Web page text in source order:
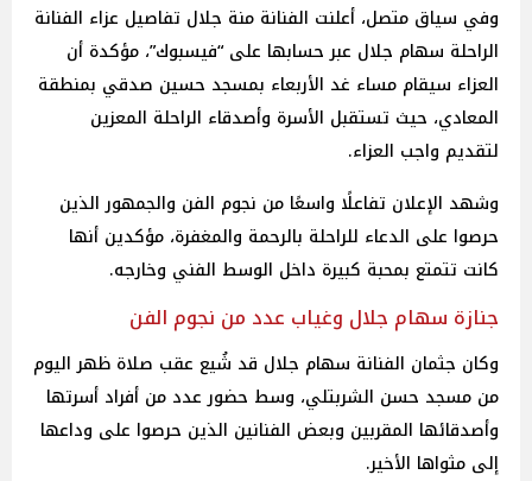
وفي سياق متصل، أعلنت الفنانة منة جلال تفاصيل عزاء الفنانة
الراحلة سهام جلال عبر حسابها على “فيسبوك”، مؤكدة أن
العزاء سيقام مساء غد الأربعاء بمسجد حسين صدقي بمنطقة
المعادي، حيث تستقبل الأسرة وأصدقاء الراحلة المعزين
لتقديم واجب العزاء.
وشهد الإعلان تفاعلًا واسعًا من نجوم الفن والجمهور الذين
حرصوا على الدعاء للراحلة بالرحمة والمغفرة، مؤكدين أنها
كانت تتمتع بمحبة كبيرة داخل الوسط الفني وخارجه.
جنازة سهام جلال وغياب عدد من نجوم الفن
وكان جثمان الفنانة سهام جلال قد شُيع عقب صلاة ظهر اليوم
من مسجد حسن الشربتلي، وسط حضور عدد من أفراد أسرتها
وأصدقائها المقربين وبعض الفنانين الذين حرصوا على وداعها
إلى مثواها الأخير.